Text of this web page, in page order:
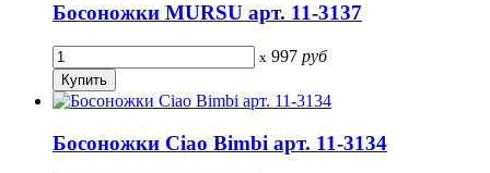
Босоножки MURSU арт. 11-3137
x 997 руб
Босоножки Ciao Bimbi арт. 11-3134